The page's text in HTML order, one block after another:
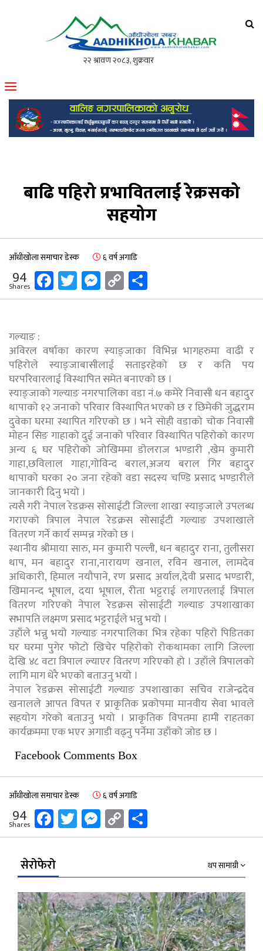
मोफसलकै लोकप्रिय अनलाइन पत्रिका
बाढि पहिरो प्रभावितलाई रेक्रसको
सहयोग
आँधीखोला समाचार डेस्क ६ वर्ष अगाडि
94
Shares Facebook
Twitter
Messenger
Copy
Link
गल्याङ :
अविरल वर्षाका कारण स्याङ्जाका विभिन्न भागहरुमा वाढी र
पहिरोले स्याङ्जाबासीलाई सताइरहेको छ र कति पय
घरपरिवारलाई विस्थापित समेत बनाएको छ ।
स्याङ्जाको गल्याङ नगरपालिका वडा नं.७ कमेरे निवासी धन बहादुर
थापाको १२ जनाको परिवार विस्थापित भएको छ र छिमेकी जुद्धराम
दुवेका घरमा स्थापित गरिएको छ । भने सोही वडाको चोक निवासी
मोहन सिङ गाहाको दुई जनाको परिवार विस्थापित पहिरोको कारण
अन्य ६ घर पहिरोको जोखिममा डोलराज भण्डारी ,खेम कुमारी
गाहा,छविलाल गाहा,गोविन्द बराल,अजय बराल गिर बहादुर
थापाको घरका २० जना रहेको वडा सदस्य चण्डि प्रसाद भण्डारीले
जानकारी दिनु भयो ।
त्यसै गरी नेपाल रेडक्रस सोसाईटी जिल्ला शाखा स्याङ्जाले उपलब्ध
गराएको त्रिपाल नेपाल रेडक्रस सोसाईटी गल्याङ उपशाखाले
वितरण गर्ने कार्य सम्पन्न गरेको छ ।
स्थानीय श्रीमाया सारु, मन कुमारी पल्ली, धन बहादुर राना, तुलीसरा
थाप, मन बहादुर राना,नारायण खनाल, रविन खनाल, लामदेव
अधिकारी, हिमाल नयौपाने, रण प्रसाद अर्याल,देवी प्रसाद भण्डारी,
खिमानन्द भूषाल, दया भूषाल, रीता भट्टराई लगाएतलाई त्रिपाल
वितरण गरिएको नेपाल रेडक्रस सोसाईटी गल्याङ उपशाखाका
सभापति लक्ष्मण प्रसाद भट्टराईले भन्नु भयो ।
उहाँले भन्नु भयो गल्याङ नगरपालिका भित्र रहेका पहिरो पिडितका
घर घरमा पुगेर फोटो खिचेर पहिरोको रोकथामका लागि जिल्ला
देखि ४८ वटा त्रिपाल ल्याएर वितरण गरिएको हो । उहाँले त्रिपालको
लागि माग धेरै भएको बताउनु भयो ।
नेपाल रेडक्रस सोसाईटी गल्याङ उपशाखाका सचिव राजेन्द्रदेव
खनालले आपत विपत र प्राकृतिक प्रकोपमा मानवीय सेवा भावले
सहयोग गरेको बताउनु भयो । प्राकृतिक विपतमा हामी राहतका
कार्यक्रममा एक भएर अगाडी वढ्नु पर्नेमा उहाँको जोड छ ।
Facebook Comments Box
आँधीखोला समाचार डेस्क ६ वर्ष अगाडि
94
Shares Facebook
Twitter
Messenger
Copy
Link
सेरोफेरो थप सामाग्री